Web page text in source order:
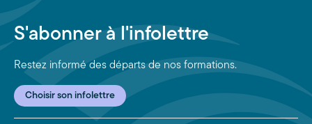
S'abonner à l'infolettre
Restez informé des départs de nos formations.
Choisir son infolettre